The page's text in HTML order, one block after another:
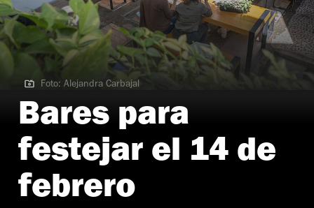
Foto: Alejandra Carbajal
Foto: Alejandra Carbajal
Bares para
festejar el 14 de
febrero